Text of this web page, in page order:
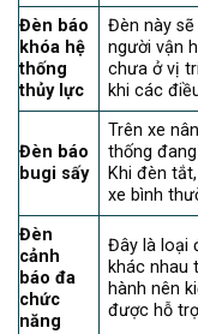
Đèn báo
khóa hệ
thống
thủy lực
Đèn này
người vận
chưa ở vị
khi các
Đèn báo
bugi sấy
Trên xe
thống
Khi đèn
xe bình
Đèn
cảnh
báo đa
chức
năng
Đây là loại
khác nhau
hành nên
được hỗ